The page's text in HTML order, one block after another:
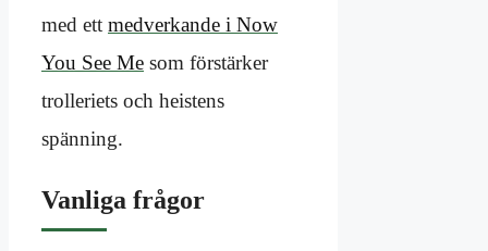
med ett medverkande i Now
You See Me som förstärker
trolleriets och heistens
spänning.
Vanliga frågor